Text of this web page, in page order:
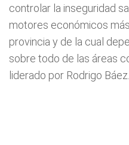
controlar la inseguridad
motores económicos
provincia y de la cual
sobre todo de las áreas
liderado por Rodrigo Báez.